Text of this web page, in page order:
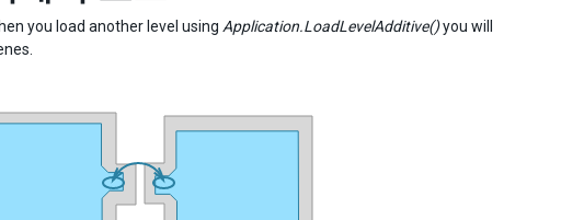
you load another level using Application.LoadLevelAdditive()you will